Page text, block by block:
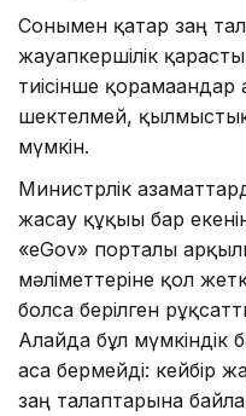
Сонымен қатар заң
жауапкершілік
тиісінше
шектелмей,
мүмкін.
Министрлік
жасау құқығы бар
«eGov» порталы
мәліметтеріне қол
болса берілген
Алайда бұл мүмкіндік
аса бермейді: кейбір
заң талаптарына